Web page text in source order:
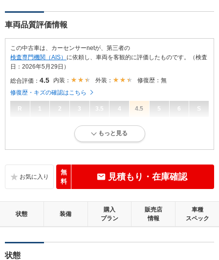
車両品質評価情報
この中古車は、カーセンサーnetが、第三者の
検査専門機関（AIS） に依頼し、車両を客観的に評価したものです。（検査
日：2026年5月29日）
総合評価： 4.5 内装： 外装：
修復歴：無
修復歴・キズの確認はこちら
R 1 2 3 3.5 4 4.5 5 6 S
内外装に目立たない軽微なキズ、ヘコミが少し認められますが、良好な
目立たない軽微なダメージはありますが、良好な状態です。
外装：
キズ、ヘコミなどが少なく、あっても目立たない、良好な状態です。
もっと見る
無
料
見積もり・在庫確認
状態 装備
購入
プラン
販売店
情報
車種
スペック
状態